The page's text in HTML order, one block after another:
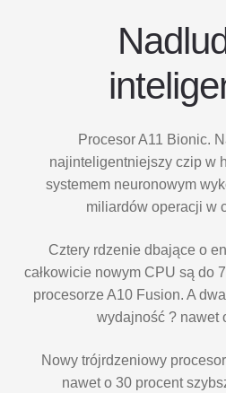
Procesor A11 Bionic.
najinteligentniejszy czip w
systemem neuronowym
miliardów operacji w
Cztery rdzenie dbające o
całkowicie nowym CPU są do
procesorze A10 Fusion. A
wydajność ? nawet
Nowy trójrdzeniowy
nawet o 30 procent